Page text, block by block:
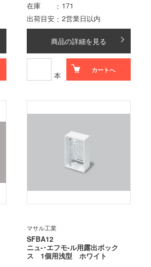
在庫
171
出荷目安
2営業日以内
商品の詳細を見る
本
カートへ
マサル工業
SFBA12
ニュ-･エフモ-ル用露出ボック
ス 1個用浅型 ホワイト